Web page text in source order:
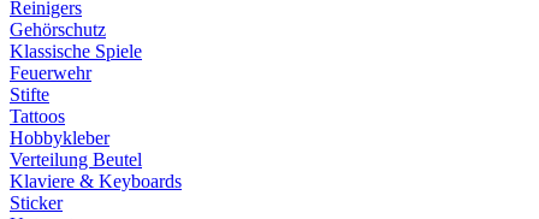
Reinigers
Gehörschutz
Klassische Spiele
Feuerwehr
Stifte
Tattoos
Hobbykleber
Verteilung Beutel
Klaviere & Keyboards
Sticker